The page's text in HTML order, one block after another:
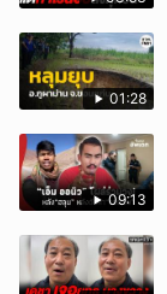
01:28
09:13